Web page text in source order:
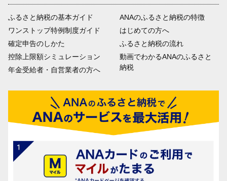
ふるさと納税の基本ガイド
ワンストップ特例制度ガイド
確定申告のしかた
控除上限額シミュレーション
年金受給者・自営業者の方へ
ANAのふるさと納税の特徴
はじめての方へ
ふるさと納税の流れ
動画でわかるANAのふるさと
納税